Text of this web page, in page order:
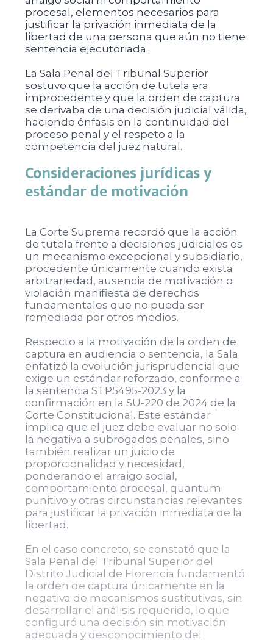
procesal, elementos necesarios para
justificar la privación inmediata de la
libertad de una persona que aún no tiene
sentencia ejecutoriada.
La Sala Penal del Tribunal Superior
sostuvo que la acción de tutela era
improcedente y que la orden de captura
se derivaba de una decisión judicial válida,
haciendo énfasis en la continuidad del
proceso penal y el respeto a la
competencia del juez natural.
Consideraciones jurídicas y
estándar de motivación
La Corte Suprema recordó que la acción
de tutela frente a decisiones judiciales es
un mecanismo excepcional y subsidiario,
procedente únicamente cuando exista
arbitrariedad, ausencia de motivación o
violación manifiesta de derechos
fundamentales que no pueda ser
remediada por otros medios.
Respecto a la motivación de la orden de
captura en audiencia o sentencia, la Sala
enfatizó la evolución jurisprudencial que
exige un estándar reforzado, conforme a
la sentencia STP5495-2023 y la
confirmación en la SU-220 de 2024 de la
Corte Constitucional. Este estándar
implica que el juez debe evaluar no solo
la negativa a subrogados penales, sino
también realizar un juicio de
proporcionalidad y necesidad,
ponderando el arraigo social,
comportamiento procesal, quantum
punitivo y otras circunstancias relevantes
para justificar la privación inmediata de la
libertad.
En el caso concreto, se constató que la
Sala Penal del Tribunal Superior del
Distrito Judicial de Florencia fundamentó
la orden de captura únicamente en la
negativa de mecanismos sustitutivos, sin
desarrollar el análisis requerido, lo que
configuró una decisión sin motivación
adecuada y desconocimiento del